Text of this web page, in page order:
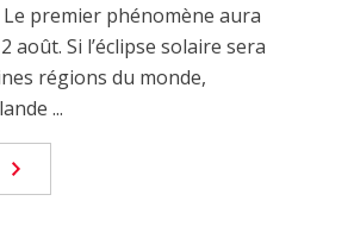
premier phénomène aura
août. Si l’éclipse solaire sera
régions du monde,
...